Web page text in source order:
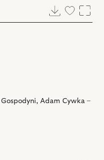
Pobierz
Dodaj
Adam Cywka –